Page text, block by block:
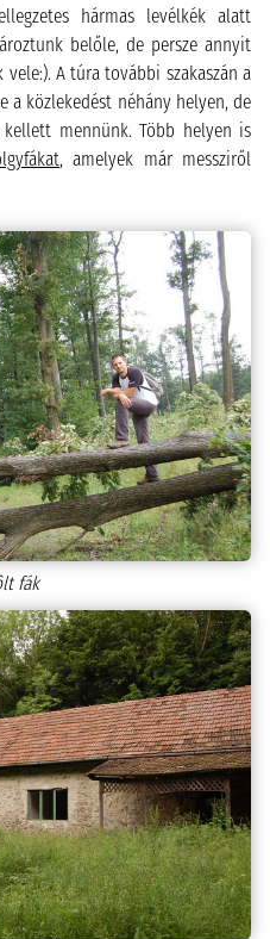
hármas levélkék alatt
belőle, de persze annyit
A túra további szakaszán a
a közlekedést néhány helyen, de
kellett mennünk. Több helyen is
, amelyek már messziről
fák